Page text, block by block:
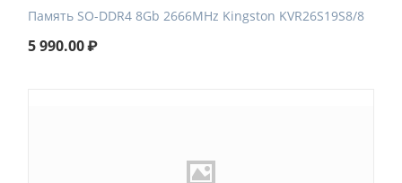
Память SO-DDR4 8Gb 2666MHz Kingston KVR26S19S8/8
5 990.00₽